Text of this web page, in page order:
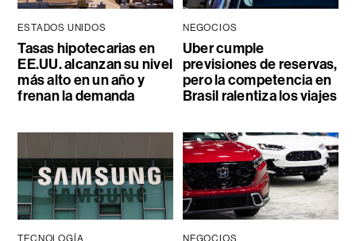
ESTADOS UNIDOS
Tasas hipotecarias en
EE.UU. alcanzan su nivel
más alto en un año y
frenan la demanda
NEGOCIOS
Uber cumple
previsiones de reservas,
pero la competencia en
Brasil ralentiza los viajes
TECNOLOGÍA NEGOCIOS